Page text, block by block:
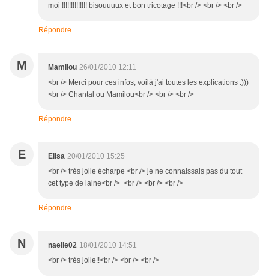
moi !!!!!!!!!!!!!! bisouuuux et bon tricotage !!!<br /> <br /> <br />
Répondre
M Mamilou 26/01/2010 12:11
<br /> Merci pour ces infos, voilà j'ai toutes les explications :)))
<br /> Chantal ou Mamilou<br /> <br /> <br />
Répondre
E Elisa 20/01/2010 15:25
<br /> très jolie écharpe <br /> je ne connaissais pas du tout
cet type de laine<br /> <br /> <br /> <br />
Répondre
N naelle02 18/01/2010 14:51
<br /> très jolie!!<br /> <br /> <br />